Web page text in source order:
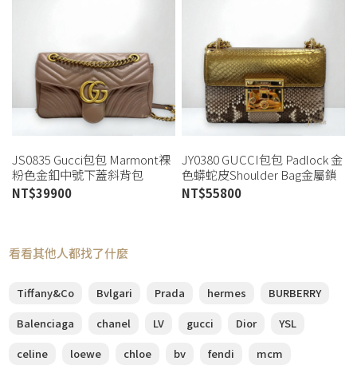
JS0835 Gucci包包 Marmont裸
粉色金釦中號下蓋斜背包
443497 (板橋店)
NT$39900
JY0380 GUCCI包包 Padlock 金
色蟒蛇皮Shoulder Bag金屬鎖
釦下蓋鏈包 409487 (板橋店)
NT$55800
看看其他人都找了什麼
Tiffany&Co Bvlgari Prada hermes
BURBERRY
Balenciaga
chanel LV gucci Dior
YSL
celine
loewe chloe bv fendi mcm